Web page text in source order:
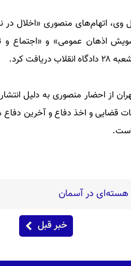
فقیهی وکیل وی، اتهام‌های منصوری
اذهان عمومی» و «اجتماع و
کرد.
احضار منصوری به دلیل انتشار
قضایی و اخذ دفاع و آخرین
است.
خبر قبل